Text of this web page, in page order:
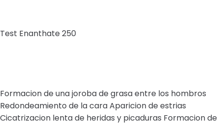
Test Enanthate 250
Formacion de una joroba de grasa entre los hombros
Redondeamiento de la cara Aparicion de estrias
Cicatrizacion lenta de heridas y picaduras Formacion de